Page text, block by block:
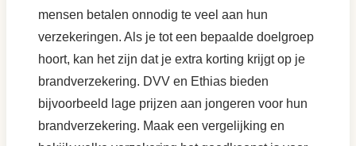
mensen betalen onnodig te veel aan hun
verzekeringen. Als je tot een bepaalde doelgroep
hoort, kan het zijn dat je extra korting krijgt op je
brandverzekering. DVV en Ethias bieden
bijvoorbeeld lage prijzen aan jongeren voor hun
brandverzekering. Maak een vergelijking en